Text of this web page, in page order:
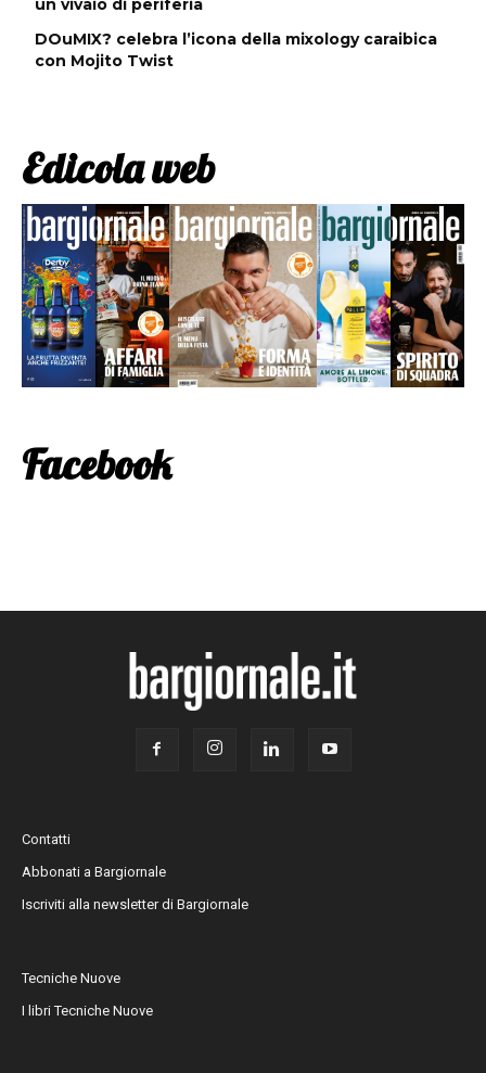
un vivaio di periferia
DOuMIX? celebra l’icona della mixology caraibica
con Mojito Twist
Edicola web
Facebook
Contatti
Abbonati a Bargiornale
Iscriviti alla newsletter di Bargiornale
Tecniche Nuove
I libri Tecniche Nuove